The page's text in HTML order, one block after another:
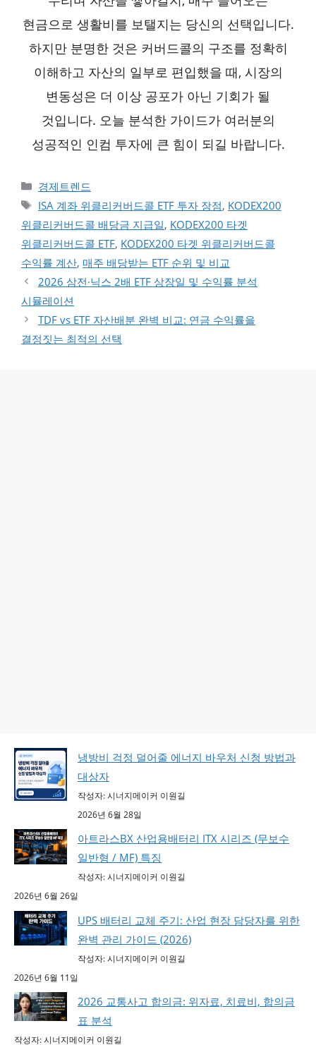
현금으로 생활비를 보탤지는 당신의 선택입니다.
하지만 분명한 것은 커버드콜의 구조를 정확히
이해하고 자산의 일부로 편입했을 때, 시장의
변동성은 더 이상 공포가 아닌 기회가 될
것입니다. 오늘 분석한 가이드가 여러분의
성공적인 인컴 투자에 큰 힘이 되길 바랍니다.
카테고리
경제트렌드
태그
ISA 계좌 위클리커버드콜 ETF 투자 장점, KODEX200
위클리커버드콜 배당금 지급일, KODEX200 타겟
위클리커버드콜 ETF, KODEX200 타겟 위클리커버드콜
수익률 계산, 매주 배당받는 ETF 순위 및 비교
2026 삼전·닉스 2배 ETF 상장일 및 수익률 분석
시뮬레이션
TDF vs ETF 자산배분 완벽 비교: 연금 수익률을
결정짓는 최적의 선택
냉방비 걱정 덜어줄 에너지 바우처 신청 방법과
대상자
작성자: 시너지메이커 이원길
2026년 6월 28일
아트라스BX 산업용배터리 ITX 시리즈 (무보수
일반형 / MF) 특징
작성자: 시너지메이커 이원길
2026년 6월 26일
UPS 배터리 교체 주기: 산업 현장 담당자를 위한
완벽 관리 가이드 (2026)
작성자: 시너지메이커 이원길
2026년 6월 11일
2026 교통사고 합의금: 위자료, 치료비, 합의금
표 분석
작성자: 시너지메이커 이원길